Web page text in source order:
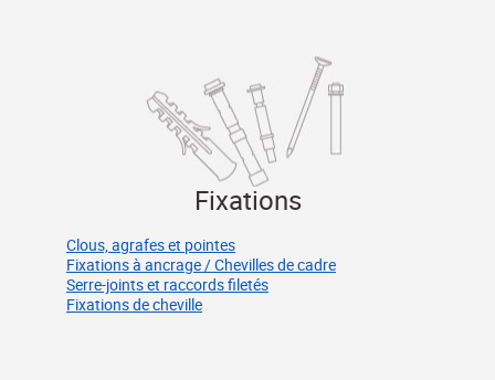
Fixations
Clous, agrafes et pointes
Fixations à ancrage / Chevilles de cadre
Serre-joints et raccords filetés
Fixations de cheville